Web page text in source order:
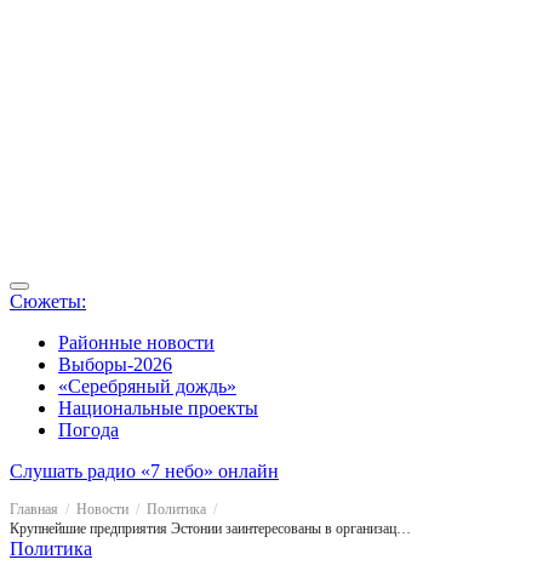
Сюжеты:
Районные новости
Выборы-2026
«Серебряный дождь»
Национальные проекты
Погода
Слушать радио «7 небо» онлайн
Главная Новости
Политика
Крупнейшие предприятия Эстонии заинтересованы в организации своих представительств в Псковской области
Политика